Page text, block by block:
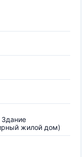
Здание
жилой дом)